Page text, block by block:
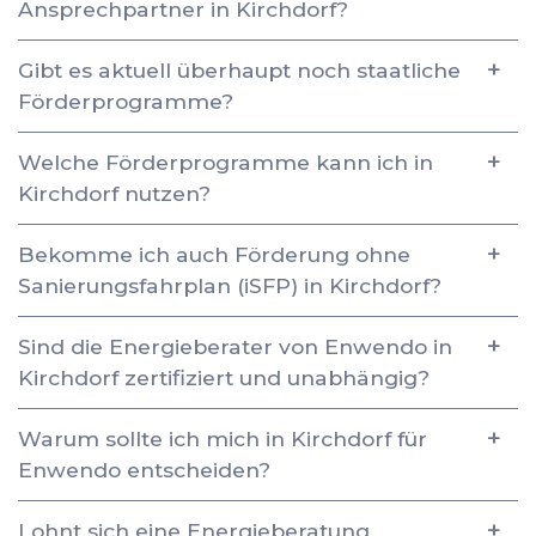
Ansprechpartner in Kirchdorf?
Gibt es aktuell überhaupt noch staatliche
Förderprogramme?
Welche Förderprogramme kann ich in
Kirchdorf nutzen?
Bekomme ich auch Förderung ohne
Sanierungsfahrplan (iSFP) in Kirchdorf?
Sind die Energieberater von Enwendo in
Kirchdorf zertifiziert und unabhängig?
Warum sollte ich mich in Kirchdorf für
Enwendo entscheiden?
Lohnt sich eine Energieberatung